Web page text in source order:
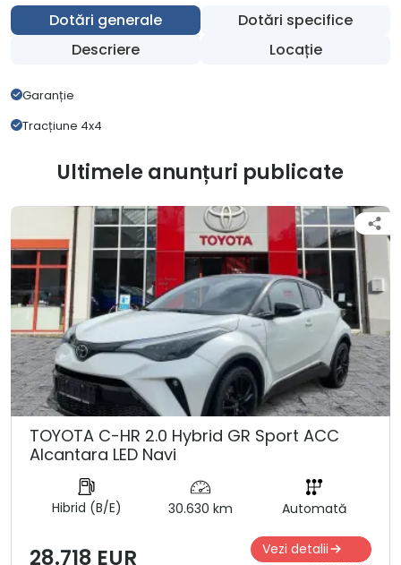
Dotări generale
Dotări specifice
Descriere
Locație
Garanție
Tracțiune 4x4
Ultimele anunțuri publicate
TOYOTA C-HR 2.0 Hybrid GR Sport ACC
Alcantara LED Navi
Hibrid (B/E) 30.630 km Automată
28.718 EUR
Vezi detalii